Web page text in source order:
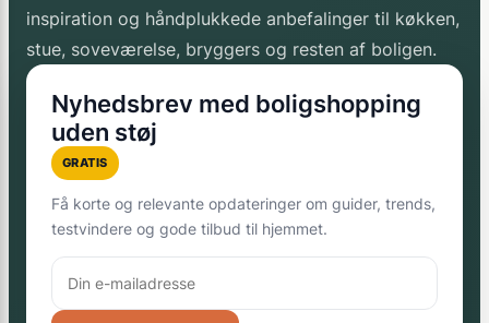
inspiration og håndplukkede anbefalinger til køkken,
stue, soveværelse, bryggers og resten af boligen.
Nyhedsbrev med boligshopping
uden støj
GRATIS
Få korte og relevante opdateringer om guider, trends,
testvindere og gode tilbud til hjemmet.